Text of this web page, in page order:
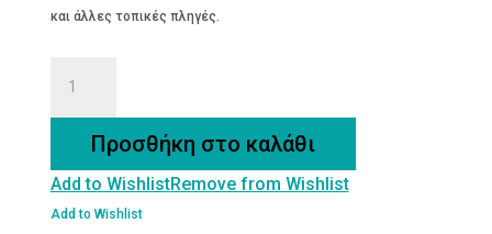
και άλλες τοπικές πληγές.
ποσότηταΠροσθήκη στο καλάθι
Add to WishlistRemove from Wishlist
Add to Wishlist